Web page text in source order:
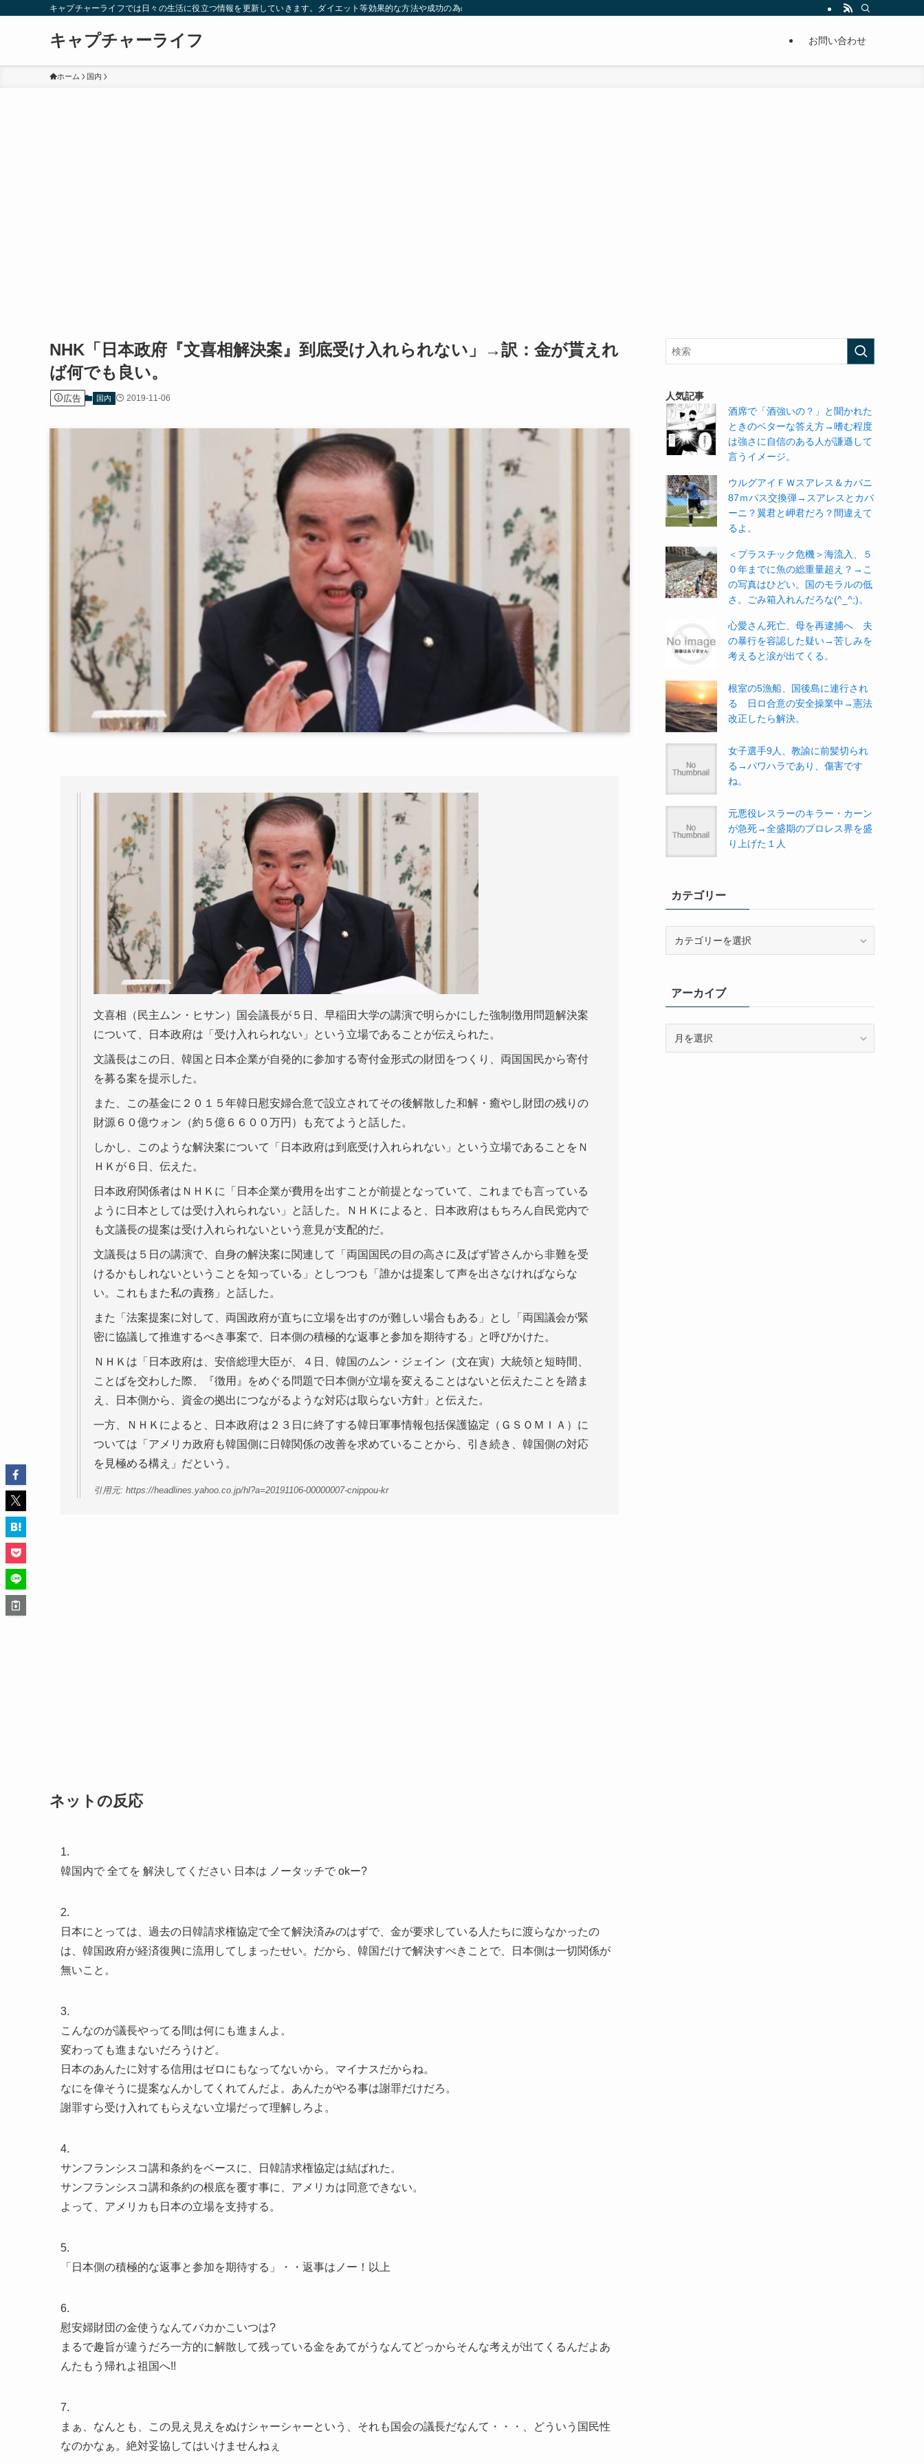
キャプチャーライフでは日々の生活に役立つ情報を更新していきます。ダイエット等効果的な方法や成功の為の秘訣等。太ったり悩んでいる方々が簡単に痩せることが出来るように分かりやすくまとめています。
キャプチャーライフ お問い合わせ
ホーム 国内
NHK「日本政府『文喜相解決案』到底受け入れられない」→訳：金が貰えれ
ば何でも良い。
広告 国内 2019-11-06
文喜相（民主ムン・ヒサン）国会議長が５日、早稲田大学の講演で明らかにした強制徴用問題解決案
について、日本政府は「受け入れられない」という立場であることが伝えられた。
文議長はこの日、韓国と日本企業が自発的に参加する寄付金形式の財団をつくり、両国国民から寄付
を募る案を提示した。
また、この基金に２０１５年韓日慰安婦合意で設立されてその後解散した和解・癒やし財団の残りの
財源６０億ウォン（約５億６６００万円）も充てようと話した。
しかし、このような解決案について「日本政府は到底受け入れられない」という立場であることをＮ
ＨＫが６日、伝えた。
日本政府関係者はＮＨＫに「日本企業が費用を出すことが前提となっていて、これまでも言っている
ように日本としては受け入れられない」と話した。ＮＨＫによると、日本政府はもちろん自民党内で
も文議長の提案は受け入れられないという意見が支配的だ。
文議長は５日の講演で、自身の解決案に関連して「両国国民の目の高さに及ばず皆さんから非難を受
けるかもしれないということを知っている」としつつも「誰かは提案して声を出さなければならな
い。これもまた私の責務」と話した。
また「法案提案に対して、両国政府が直ちに立場を出すのが難しい場合もある」とし「両国議会が緊
密に協議して推進するべき事案で、日本側の積極的な返事と参加を期待する」と呼びかけた。
ＮＨＫは「日本政府は、安倍総理大臣が、４日、韓国のムン・ジェイン（文在寅）大統領と短時間、
ことばを交わした際、『徴用』をめぐる問題で日本側が立場を変えることはないと伝えたことを踏ま
え、日本側から、資金の拠出につながるような対応は取らない方針」と伝えた。
一方、ＮＨＫによると、日本政府は２３日に終了する韓日軍事情報包括保護協定（ＧＳＯＭＩＡ）に
ついては「アメリカ政府も韓国側に日韓関係の改善を求めていることから、引き続き、韓国側の対応
を見極める構え」だという。
引用元: https://headlines.yahoo.co.jp/hl?a=20191106-00000007-cnippou-kr
ネットの反応
1.
韓国内で 全てを 解決してください 日本は ノータッチで okー?
2.
日本にとっては、過去の日韓請求権協定で全て解決済みのはずで、金が要求している人たちに渡らなかったの
は、韓国政府が経済復興に流用してしまったせい。だから、韓国だけで解決すべきことで、日本側は一切関係が
無いこと。
3.
こんなのが議長やってる間は何にも進まんよ。
変わっても進まないだろうけど。
日本のあんたに対する信用はゼロにもなってないから。マイナスだからね。
なにを偉そうに提案なんかしてくれてんだよ。あんたがやる事は謝罪だけだろ。
謝罪すら受け入れてもらえない立場だって理解しろよ。
4.
サンフランシスコ講和条約をベースに、日韓請求権協定は結ばれた。
サンフランシスコ講和条約の根底を覆す事に、アメリカは同意できない。
よって、アメリカも日本の立場を支持する。
5.
「日本側の積極的な返事と参加を期待する」・・返事はノー！以上
6.
慰安婦財団の金使うなんてバカかこいつは?
まるで趣旨が違うだろ一方的に解散して残っている金をあてがうなんてどっからそんな考えが出てくるんだよあ
んたもう帰れよ祖国へ!!
7.
まぁ、なんとも、この見え見えをぬけシャーシャーという、それも国会の議長だなんて・・・、どういう国民性
なのかなぁ。絶対妥協してはいけませんねぇ
人気記事
酒席で「酒強いの？」と聞かれた
ときのベターな答え方→嗜む程度
は強さに自信のある人が謙遜して
言うイメージ。
ウルグアイＦＷスアレス＆カバニ
87ｍパス交換弾→スアレスとカバ
ーニ？翼君と岬君だろ？間違えて
るよ。
＜プラスチック危機＞海流入、５
０年までに魚の総重量超え？→こ
の写真はひどい。国のモラルの低
さ。ごみ箱入れんだろな(^_^;)。
心愛さん死亡、母を再逮捕へ 夫
の暴行を容認した疑い→苦しみを
考えると涙が出てくる。
根室の5漁船、国後島に連行され
る 日ロ合意の安全操業中→憲法
改正したら解決。
女子選手9人、教諭に前髪切られ
る→パワハラであり、傷害です
ね。
元悪役レスラーのキラー・カーン
が急死→全盛期のプロレス界を盛
り上げた１人
カテゴリー
ーアーカイブ